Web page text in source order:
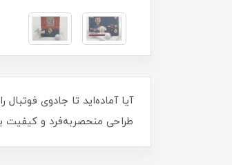
طراحی منحصر‌به‌فرد و کیفیت